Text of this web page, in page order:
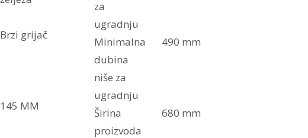
Brzi grijač
145 MM
za
ugradnju
Minimalna
dubina
niše za
ugradnju
490 mm
Širina
proizvoda
680 mm